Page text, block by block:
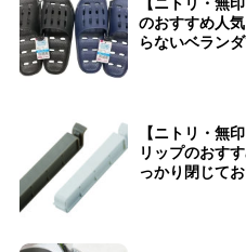
のおすすめ人
らないベラン
【ニトリ・
リップのおす
っかり閉じて